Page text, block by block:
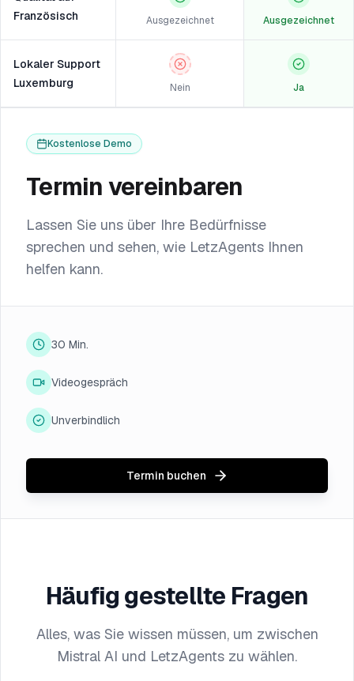
Französisch
Ausgezeichnet Ausgezeichnet
Lokaler Support
Luxemburg
Nein Ja
Kostenlose Demo
Termin vereinbaren
Lassen Sie uns über Ihre Bedürfnisse
sprechen und sehen, wie LetzAgents Ihnen
helfen kann.
30 Min.
Videogespräch
Unverbindlich
Termin buchen
Häufig gestellte Fragen
Alles, was Sie wissen müssen, um zwischen
Mistral AI und LetzAgents zu wählen.